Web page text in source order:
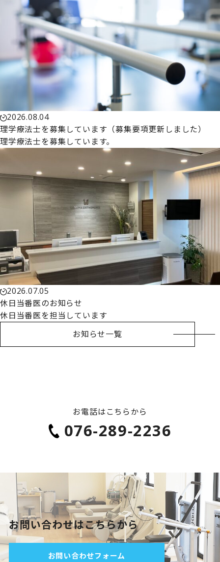
2026.08.04
理学療法士を募集しています（募集要項更新しました）
理学療法士を募集しています。
2026.07.05
休日当番医のお知らせ
休日当番医を担当しています
お知らせ一覧
お電話はこちらから
076-289-2236
お問い合わせはこちらから
お問い合わせフォーム